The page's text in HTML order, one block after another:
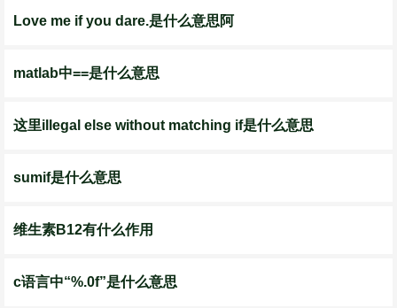
Love me if you dare.是什么意思阿
matlab中==是什么意思
这里illegal else without matching if是什么意思
sumif是什么意思
维生素B12有什么作用
c语言中“%.0f”是什么意思